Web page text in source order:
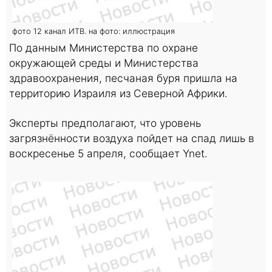
фото 12 канал ИТВ. на фото: иллюстрация
По данным Министерства по охране
окружающей среды и Министерства
здравоохранения, песчаная буря пришла на
территорию Израиля из Северной Африки.
Эксперты предполагают, что уровень
загрязнённости воздуха пойдет на спад лишь в
воскресенье 5 апреля, сообщает Ynet.